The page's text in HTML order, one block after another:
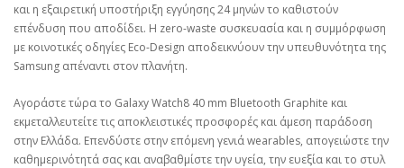
και η εξαιρετική υποστήριξη εγγύησης 24 μηνών το καθιστούν
επένδυση που αποδίδει. Η zero-waste συσκευασία και η συμμόρφωση
με κοινοτικές οδηγίες Eco-Design αποδεικνύουν την υπευθυνότητα της
Samsung απέναντι στον πλανήτη.
Αγοράστε τώρα το Galaxy Watch8 40 mm Bluetooth Graphite και
εκμεταλλευτείτε τις αποκλειστικές προσφορές και άμεση παράδοση
στην Ελλάδα. Επενδύστε στην επόμενη γενιά wearables, απογειώστε την
καθημερινότητά σας και αναβαθμίστε την υγεία, την ευεξία και το στυλ